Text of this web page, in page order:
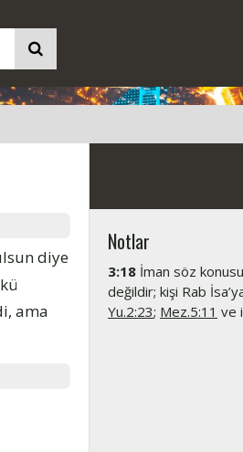
diye
ama
Notlar
3:18 İman söz
değildir; kişi Rab
Yu.2:23; Mez.5:11 ve